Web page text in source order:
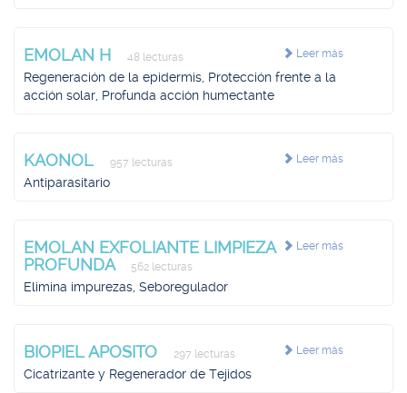
Leer más
EMOLAN H 48 lecturas
Regeneración de la epidermis, Protección frente a la
acción solar, Profunda acción humectante
Leer más
KAONOL 957 lecturas
Antiparasitario
Leer más
EMOLAN EXFOLIANTE LIMPIEZA
PROFUNDA
562 lecturas
Elimina impurezas, Seboregulador
Leer más
BIOPIEL APOSITO 297 lecturas
Cicatrizante y Regenerador de Tejidos